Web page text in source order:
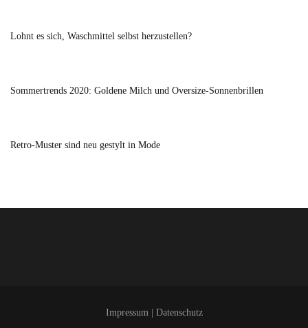
Lohnt es sich, Waschmittel selbst herzustellen?
Sommertrends 2020: Goldene Milch und Oversize-Sonnenbrillen
Retro-Muster sind neu gestylt in Mode
Impressum | Datenschutz